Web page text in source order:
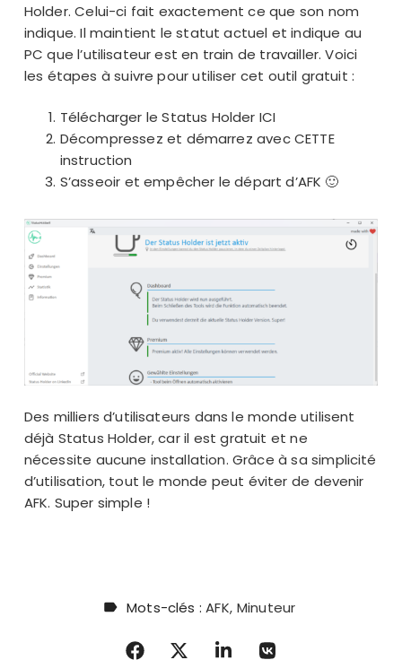
Holder. Celui-ci fait exactement ce que son nom
indique. Il maintient le statut actuel et indique au
PC que l’utilisateur est en train de travailler. Voici
les étapes à suivre pour utiliser cet outil gratuit :
Télécharger le Status Holder ICI
Décompressez et démarrez avecCETTE
instruction
S’asseoir et empêcher le départ d’AFK 🙂
Des milliers d’utilisateurs dans le monde utilisent
déjà Status Holder, car il est gratuit et ne
nécessite aucune installation. Grâce à sa simplicité
d’utilisation, tout le monde peut éviter de devenir
AFK. Super simple !
Mots-clés :AFK Minuteur